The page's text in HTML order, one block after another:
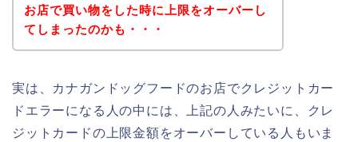
お店で買い物をした時に上限をオーバーし
てしまったのかも・・・
実は、カナガンドッグフードのお店でクレジットカー
ドエラーになる人の中には、上記の人みたいに、クレ
ジットカードの上限金額をオーバーしている人もいま